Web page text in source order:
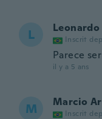
L Leonardo
Inscrit
Parece
il y a 5 ans
M Marcio
Inscrit